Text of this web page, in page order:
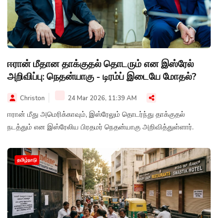
ஈரான் மீதான தாக்குதல் தொடரும் என இஸ்ரேல்
அறிவிப்பு: நெதன்யாகு - டிரம்ப் இடையே மோதல்?
Christon 24 Mar 2026, 11:39 AM
ஈரான் மீது அமெரிக்காவும், இஸ்ரேலும் தொடர்ந்து தாக்குதல்
நடத்தும் என இஸ்ரேலிய பிரதமர் நெதன்யாகு அறிவித்துள்ளார்.
தமிழ்நாடு